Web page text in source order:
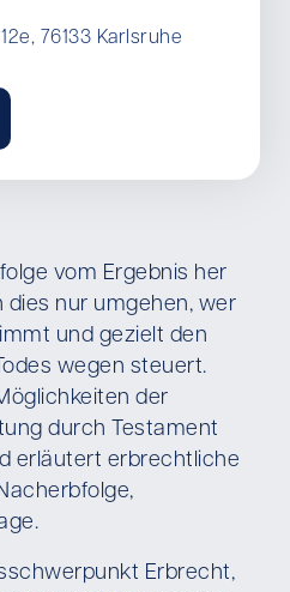
vom Ergebnis her
nur umgehen, wer
und gezielt den
wegen steuert.
der
durch Testament
erläutert erbrechtliche
Erbrecht,
76133 Karlsruhe